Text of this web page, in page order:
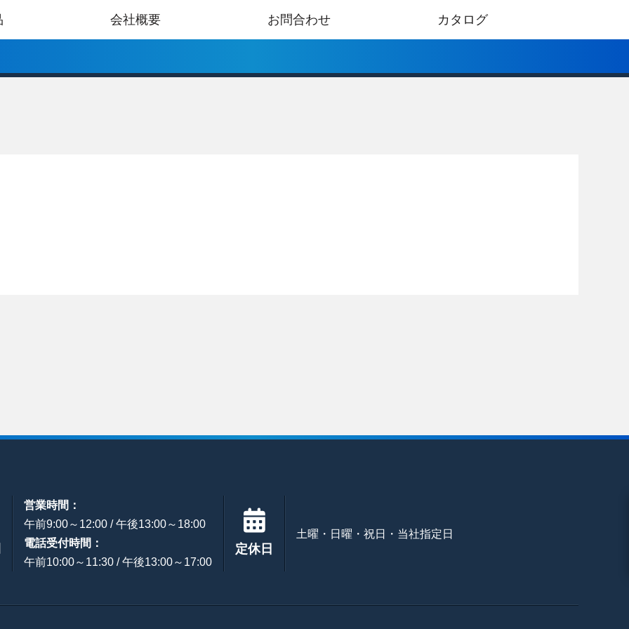
会社概要 お問合わせ カタログ
営業時間：
午前9:00～12:00 / 午後13:00～18:00
電話受付時間：
午前10:00～11:30 / 午後13:00～17:00
定休日
土曜・日曜・祝日・当社指定日